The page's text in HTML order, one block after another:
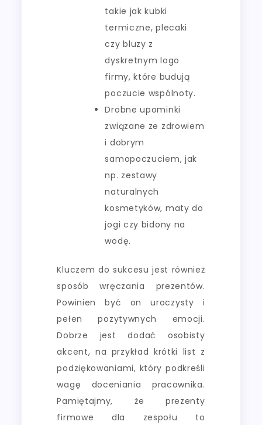
takie jak kubki
termiczne, plecaki
czy bluzy z
dyskretnym logo
firmy, które budują
poczucie wspólnoty.
Drobne upominki
związane ze zdrowiem
i dobrym
samopoczuciem, jak
np. zestawy
naturalnych
kosmetyków, maty do
jogi czy bidony na
wodę.
Kluczem do sukcesu jest również
sposób wręczania prezentów.
Powinien być on uroczysty i
pełen pozytywnych emocji.
Dobrze jest dodać osobisty
akcent, na przykład krótki list z
podziękowaniami, który podkreśli
wagę doceniania pracownika.
Pamiętajmy, że prezenty
firmowe dla zespołu to